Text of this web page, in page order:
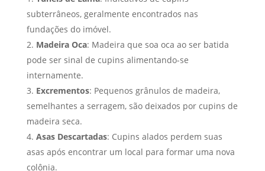
subterrâneos, geralmente encontrados nas
fundações do imóvel.
Madeira Oca: Madeira que soa oca ao ser batida
pode ser sinal de cupins alimentando-se
internamente.
Excrementos: Pequenos grânulos de madeira,
semelhantes a serragem, são deixados por cupins de
madeira seca.
Asas Descartadas: Cupins alados perdem suas
asas após encontrar um local para formar uma nova
colônia.